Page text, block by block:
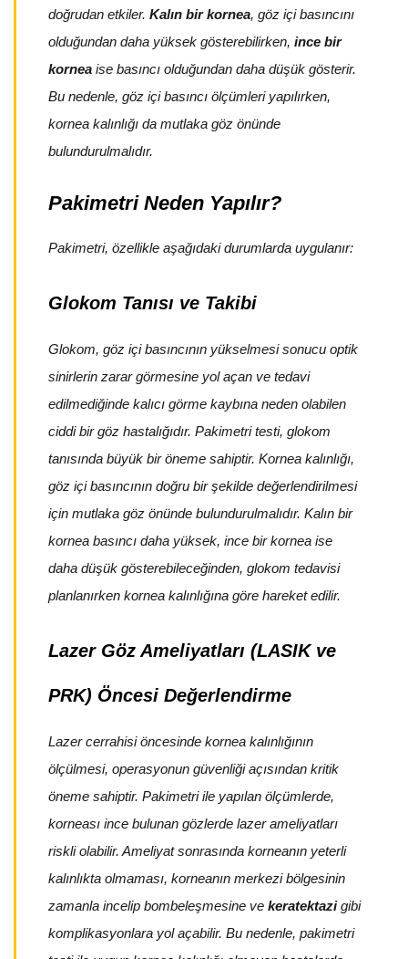
doğrudan etkiler. Kalın bir kornea, göz içi basıncını
olduğundan daha yüksek gösterebilirken, ince bir
kornea ise basıncı olduğundan daha düşük gösterir.
Bu nedenle, göz içi basıncı ölçümleri yapılırken,
kornea kalınlığı da mutlaka göz önünde
bulundurulmalıdır.
Pakimetri Neden Yapılır?
Pakimetri, özellikle aşağıdaki durumlarda uygulanır:
Glokom Tanısı ve Takibi
Glokom, göz içi basıncının yükselmesi sonucu optik
sinirlerin zarar görmesine yol açan ve tedavi
edilmediğinde kalıcı görme kaybına neden olabilen
ciddi bir göz hastalığıdır. Pakimetri testi, glokom
tanısında büyük bir öneme sahiptir. Kornea kalınlığı,
göz içi basıncının doğru bir şekilde değerlendirilmesi
için mutlaka göz önünde bulundurulmalıdır. Kalın bir
kornea basıncı daha yüksek, ince bir kornea ise
daha düşük gösterebileceğinden, glokom tedavisi
planlanırken kornea kalınlığına göre hareket edilir.
Lazer Göz Ameliyatları (LASIK ve
PRK) Öncesi Değerlendirme
Lazer cerrahisi öncesinde kornea kalınlığının
ölçülmesi, operasyonun güvenliği açısından kritik
öneme sahiptir. Pakimetri ile yapılan ölçümlerde,
korneası ince bulunan gözlerde lazer ameliyatları
riskli olabilir. Ameliyat sonrasında korneanın yeterli
kalınlıkta olmaması, korneanın merkezi bölgesinin
zamanla incelip bombeleşmesine ve keratektazigibi
komplikasyonlara yol açabilir. Bu nedenle, pakimetri